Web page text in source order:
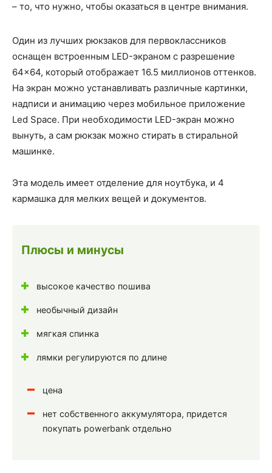
– то, что нужно, чтобы оказаться в центре внимания.
Один из лучших рюкзаков для первоклассников
оснащен встроенным LED-экраном с разрешение
64×64, который отображает 16.5 миллионов оттенков.
На экран можно устанавливать различные картинки,
надписи и анимацию через мобильное приложение
Led Space. При необходимости LED-экран можно
вынуть, а сам рюкзак можно стирать в стиральной
машинке.
Эта модель имеет отделение для ноутбука, и 4
кармашка для мелких вещей и документов.
Плюсы и минусы
высокое качество пошива
необычный дизайн
мягкая спинка
лямки регулируются по длине
цена
нет собственного аккумулятора, придется
покупать powerbank отдельно